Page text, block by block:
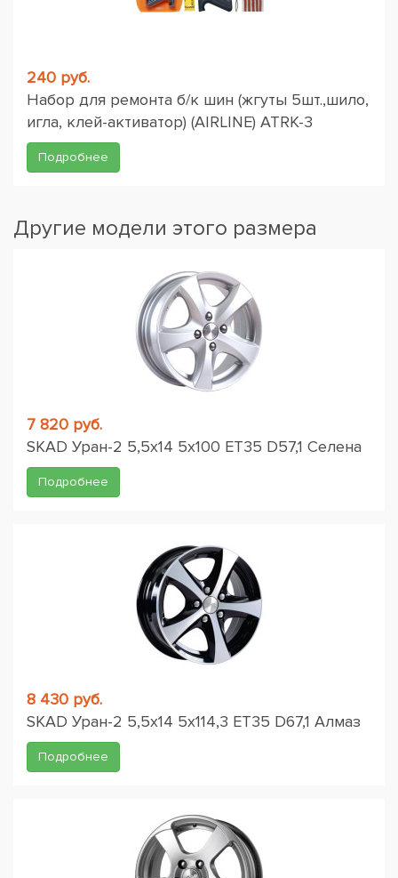
240 руб.
Набор для ремонта б/к шин (жгуты 5шт.,шило,
игла, клей-активатор) (AIRLINE) ATRK-3
Подробнее
Другие модели этого размера
7 820 руб.
SKAD Уран-2 5,5x14 5x100 ET35 D57,1 Селена
Подробнее
8 430 руб.
SKAD Уран-2 5,5x14 5x114,3 ET35 D67,1 Алмаз
Подробнее